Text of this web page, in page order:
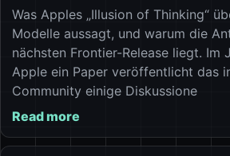
Was Apples „Illusion of Thinking“
Modelle aussagt, und warum die
nächsten Frontier-Release liegt. Im
Apple ein Paper veröffentlicht das
Community einige Diskussione
Read more